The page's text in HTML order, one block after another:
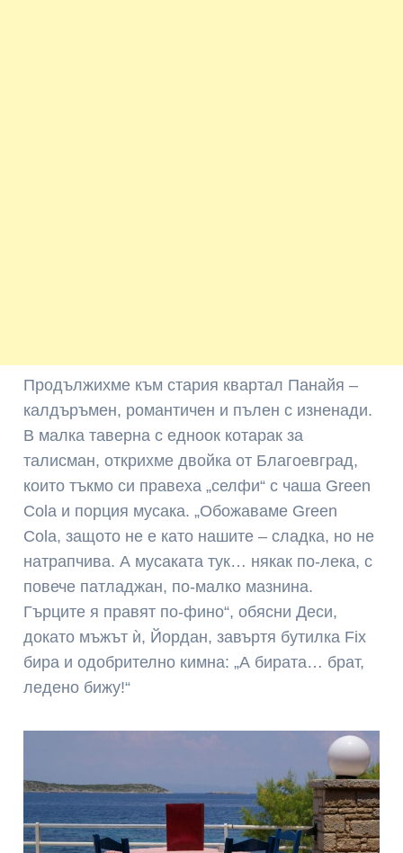
Продължихме към стария квартал Панайя –
калдъръмен, романтичен и пълен с изненади.
В малка таверна с едноок котарак за
талисман, открихме двойка от Благоевград,
които тъкмо си правеха „селфи“ с чаша Green
Cola и порция мусака. „Обожаваме Green
Cola, защото не е като нашите – сладка, но не
натрапчива. А мусаката тук… някак по-лека, с
повече патладжан, по-малко мазнина.
Гърците я правят по-фино“, обясни Деси,
докато мъжът ѝ, Йордан, завъртя бутилка Fix
бира и одобрително кимна: „А бирата… брат,
ледено бижу!“